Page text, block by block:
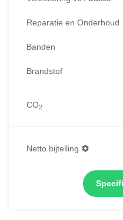
Reparatie en Onderhoud
Banden
Brandstof
CO2
Netto bijtelling